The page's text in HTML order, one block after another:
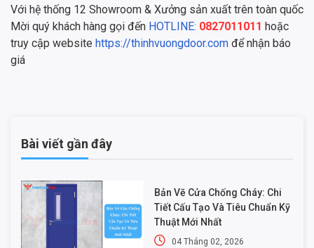
Với hệ thống 12 Showroom & Xưởng sản xuất trên toàn quốc
Mời quý khách hàng gọi đến HOTLINE: 0827011011 hoặc
truy cập website https://thinhvuongdoor.com để nhận báo
giá
Bài viết gần đây
Bản Vẽ Cửa Chống Cháy: Chi
Tiết Cấu Tạo Và Tiêu Chuẩn Kỹ
Thuật Mới Nhất
04 Tháng 02, 2026